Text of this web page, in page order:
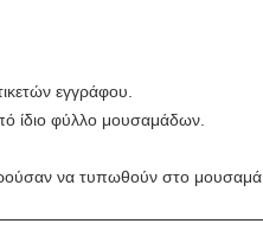
εγγράφου.
ίδιο φύλλο μουσαμάδων.
να τυπωθούν στο μουσαμά.